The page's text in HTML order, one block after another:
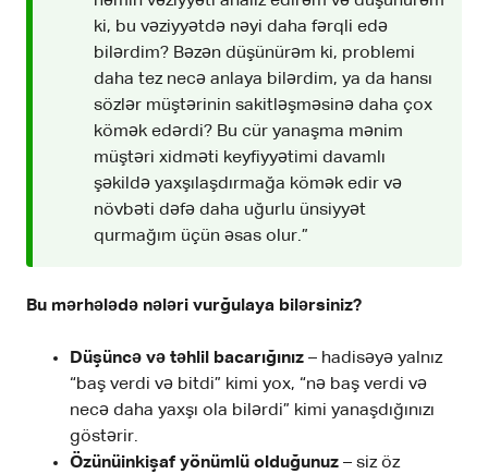
ki, bu vəziyyətdə nəyi daha fərqli edə
bilərdim? Bəzən düşünürəm ki, problemi
daha tez necə anlaya bilərdim, ya da hansı
sözlər müştərinin sakitləşməsinə daha çox
kömək edərdi? Bu cür yanaşma mənim
müştəri xidməti keyfiyyətimi davamlı
şəkildə yaxşılaşdırmağa kömək edir və
növbəti dəfə daha uğurlu ünsiyyət
qurmağım üçün əsas olur.”
Bu mərhələdə nələri vurğulaya bilərsiniz?
Düşüncə və təhlil bacarığınız – hadisəyə yalnız
“baş verdi və bitdi” kimi yox, “nə baş verdi və
necə daha yaxşı ola bilərdi” kimi yanaşdığınızı
göstərir.
Özünüinkişaf yönümlü olduğunuz – siz öz